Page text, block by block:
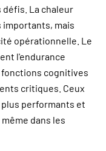
La chaleur
importants, mais
opérationnelle. Le
l'endurance
cognitives
critiques. Ceux
performants et
dans les